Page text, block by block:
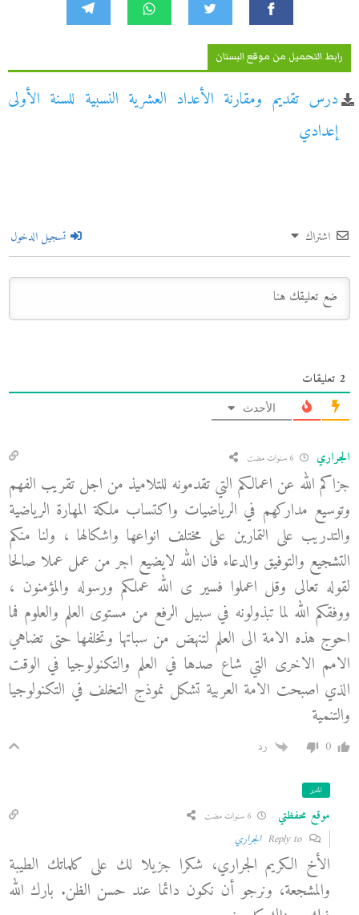
رابط التحميل من موقع البستان
درس تقديم ومقارنة الأعداد العشرية النسبية للسنة الأولى
إعدادي
اشتراك تسجيل الدخول
2 تعليقات
الأحدث
الجراري
جزاكم الله عن اعمالكم التي تقدمونه للتلاميذ من اجل تقريب الفهم
وتوسيع مداركهم في الرياضيات واكتساب ملكة المهارة الرياضية
والتدريب على التمارين على مختلف انواعها واشكالها ، ولنا منكم
التشجيع والتوفيق والدعاء فان الله لايضيع اجر من عمل عملا صالحا
لقوله تعالى وقل اعملوا فسير ى الله عملكم ورسوله والمؤمنون ،
ووفقكم الله لما تبذولونه في سبيل الرفع من مستوى العلم والعلوم فما
احوج هذه الامة الى العلم لتنهض من سباتها وتخلفها حتى تضاهي
الامم الاخرى التي شاع صدها في العلم والتكنولوجيا في الوقت
الذي اصبحت الامة العربية تشكل نموذج التخلف في التكنولوجيا
والتنمية
0 رد
المدير
موقع محفظتي
Reply to الجراري
الأخ الكريم الجراري، شكرا جزيلا لك على كلماتك الطيبة
والمشجعة، ونرجو أن نكون دائما عند حسن الظن. بارك الله